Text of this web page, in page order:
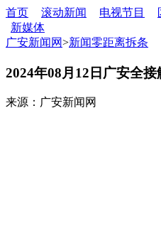
首页 滚动新闻 电视节目
新媒体
广安新闻网>新闻零距离拆条
2024年08月12日广安全
来源：广安新闻网